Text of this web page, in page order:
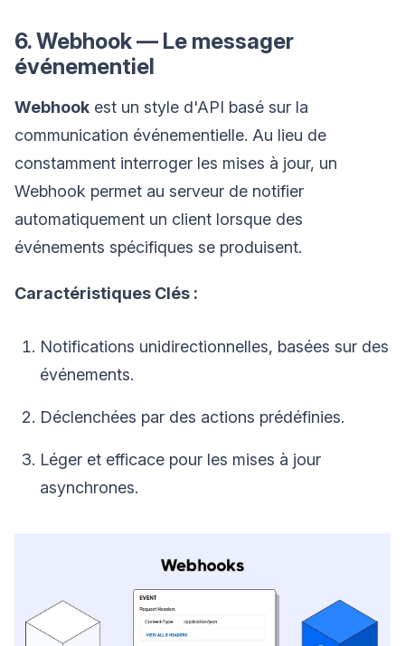
6. Webhook — Le messager
événementiel
Webhook est un style d'API basé sur la
communication événementielle. Au lieu de
constamment interroger les mises à jour, un
Webhook permet au serveur de notifier
automatiquement un client lorsque des
événements spécifiques se produisent.
Caractéristiques Clés :
Notifications unidirectionnelles, basées sur des
événements.
Déclenchées par des actions prédéfinies.
Léger et efficace pour les mises à jour
asynchrones.